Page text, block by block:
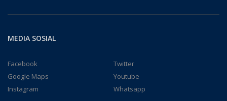
MEDIA SOSIAL
Facebook
Twitter
Google Maps
Youtube
Instagram
Whatsapp